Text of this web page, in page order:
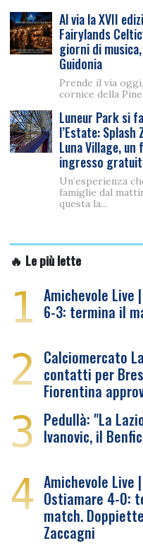
Al via la XVII
Fairylands
giorni di
Guidonia
Prende il via
cornice della
Luneur Park si
l’Estate: Splash
Luna Village,
ingresso
Un’esperienza
famiglie dal
questa la...
🔥 Le più lette
1 Amichevole Live
6-3: termina il
2 Calciomercato
contatti per
Fiorentina
3 Pedullà: "La
Ivanovic, il
4 Amichevole Live
Ostiamare 4-0:
match.
Zaccagni